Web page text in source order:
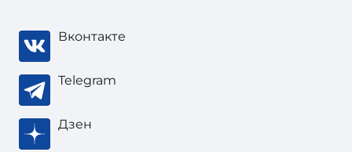
Вконтакте
Telegram
Дзен